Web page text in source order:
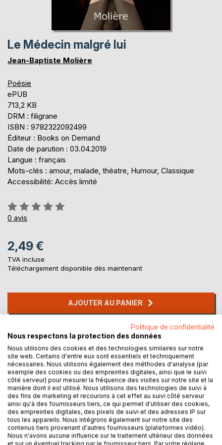
Le Médecin malgré lui
Jean-Baptiste Molière
Poésie
ePUB
713,2 KB
DRM : filigrane
ISBN : 9782322092499
Éditeur : Books on Demand
Date de parution : 03.04.2019
Langue : français
Mots-clés : amour, malade, théatre, Humour, Classique
Accessibilité: Accès limité
Évaluation:
0%
0 avis
2,49 €
TVA incluse
Téléchargement disponible dès maintenant
AJOUTER AU PANIER
Ajouter à ma liste d'envies
Laisser un avis
DESCRIPTION
Politique de confidentialité
Nous respectons la protection des données
Nous utilisons des cookies et des technologies similaires sur notre
site web. Certains d'entre eux sont essentiels et techniquement
nécessaires. Nous utilisons également des méthodes d'analyse (par
exemple des cookies ou des empreintes digitales, ainsi que le suivi
côté serveur) pour mesurer la fréquence des visites sur notre site et la
manière dont il est utilisé. Nous utilisons des technologies de suivi à
des fins de marketing et recourons à cet effet au suivi côté serveur
ainsi qu'à des fournisseurs tiers, ce qui permet d'utiliser des cookies,
des empreintes digitales, des pixels de suivi et des adresses IP sur
tous les appareils. Nous intégrons également sur notre site des
contenus tiers provenant d'autres fournisseurs (plateformes vidéo).
Nous n'avons aucune influence sur le traitement ultérieur des données
et sur un éventuel tracking par le fournisseur tiers. Par votre réglage,